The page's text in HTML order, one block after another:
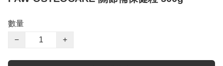
數量
−
+